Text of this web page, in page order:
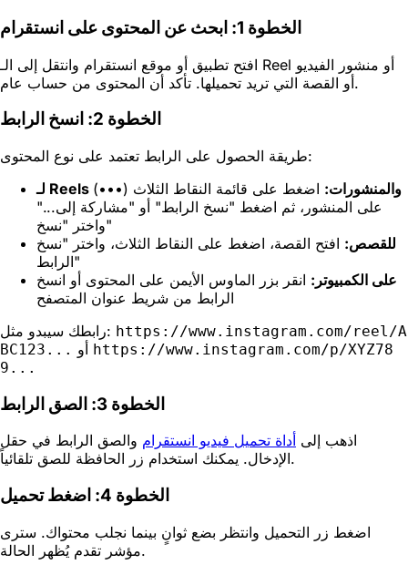
الخطوة 1: ابحث عن المحتوى على انستقرام
افتح تطبيق أو موقع انستقرام وانتقل إلى الـ Reel أو منشور الفيديو
أو القصة التي تريد تحميلها. تأكد أن المحتوى من حساب عام.
الخطوة 2: انسخ الرابط
طريقة الحصول على الرابط تعتمد على نوع المحتوى:
لـ Reels والمنشورات: اضغط على قائمة النقاط الثلاث (•••)
على المنشور، ثم اضغط "نسخ الرابط" أو "مشاركة إلى..."
واختر "نسخ"
للقصص: افتح القصة، اضغط على النقاط الثلاث، واختر "نسخ
الرابط"
على الكمبيوتر: انقر بزر الماوس الأيمن على المحتوى أو انسخ
الرابط من شريط عنوان المتصفح
رابطك سيبدو مثل: https://www.instagram.com/reel/A
BC123...
https://www.instagram.com/p/XYZ78
9...
الخطوة 3: الصق الرابط
اذهب إلى أداة تحميل فيديو انستقرام والصق الرابط في حقل
الإدخال. يمكنك استخدام زر الحافظة للصق تلقائياً.
الخطوة 4: اضغط تحميل
اضغط زر التحميل وانتظر بضع ثوانٍ بينما نجلب محتواك. سترى
مؤشر تقدم يُظهر الحالة.